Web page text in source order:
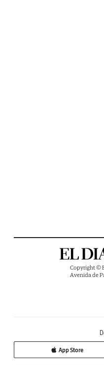
Copyright ©
Avenida de
App Store